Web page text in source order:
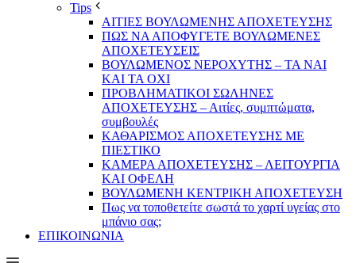
Tips
ΑΙΤΙΕΣ ΒΟΥΛΩΜΕΝΗΣ ΑΠΟΧΕΤΕΥΣΗΣ
ΠΩΣ ΝΑ ΑΠΟΦΥΓΕΤΕ ΒΟΥΛΩΜΕΝΕΣ
ΑΠΟΧΕΤΕΥΣΕΙΣ
ΒΟΥΛΩΜΕΝΟΣ ΝΕΡΟΧΥΤΗΣ – TA NAI
KAI TA OXI
ΠΡΟΒΛΗΜΑΤIKOI ΣΩΛΗΝΕΣ
ΑΠΟΧΕΤΕΥΣΗΣ – Αιτίες, συμπτώματα,
συμβουλές
ΚΑΘΑΡΙΣΜΟΣ ΑΠΟΧΕΤΕΥΣΗΣ ΜΕ
ΠΙΕΣΤΙΚΟ
ΚΑΜΕΡΑ ΑΠΟΧΕΤΕΥΣΗΣ – ΛΕΙΤΟΥΡΓΙΑ
ΚΑΙ ΟΦΕΛΗ
ΒΟΥΛΩΜΕΝΗ ΚΕΝΤΡΙΚΗ ΑΠΟΧΕΤΕΥΣΗ
Πως να τοποθετείτε σωστά το χαρτί υγείας στο
μπάνιο σας;
ΕΠΙΚΟΙΝΩΝΙΑ